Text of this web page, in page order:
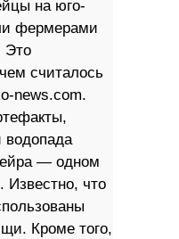
на юго-
фермерами
Это
считалось
news.com.
водопада
— одном
Известно, что
Кроме того,